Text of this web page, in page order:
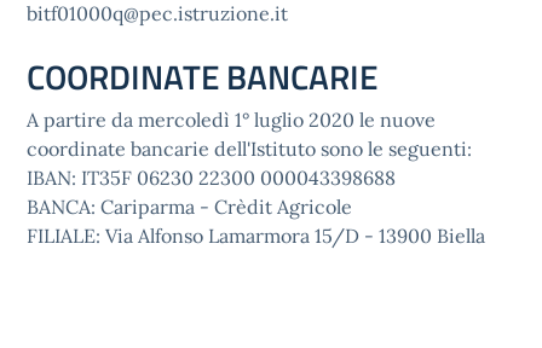
bitf01000q@pec.istruzione.it
COORDINATE BANCARIE
A partire da mercoledì 1° luglio 2020 le nuove
coordinate bancarie dell'Istituto sono le seguenti:
IBAN: IT35F 06230 22300 000043398688
BANCA: Cariparma - Crèdit Agricole
FILIALE: Via Alfonso Lamarmora 15/D - 13900 Biella